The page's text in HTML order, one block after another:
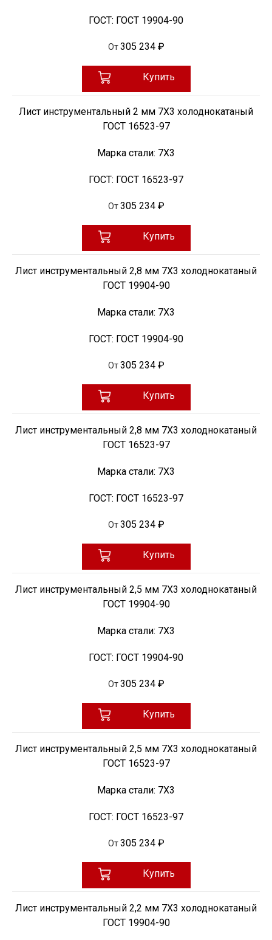
ГОСТ: ГОСТ 19904-90
От 305 234 ₽
Купить
Лист инструментальный 2 мм 7Х3 холоднокатаный
ГОСТ 16523-97
Марка стали: 7Х3
ГОСТ: ГОСТ 16523-97
От 305 234 ₽
Купить
Лист инструментальный 2,8 мм 7Х3 холоднокатаный
ГОСТ 19904-90
Марка стали: 7Х3
ГОСТ: ГОСТ 19904-90
От 305 234 ₽
Купить
Лист инструментальный 2,8 мм 7Х3 холоднокатаный
ГОСТ 16523-97
Марка стали: 7Х3
ГОСТ: ГОСТ 16523-97
От 305 234 ₽
Купить
Лист инструментальный 2,5 мм 7Х3 холоднокатаный
ГОСТ 19904-90
Марка стали: 7Х3
ГОСТ: ГОСТ 19904-90
От 305 234 ₽
Купить
Лист инструментальный 2,5 мм 7Х3 холоднокатаный
ГОСТ 16523-97
Марка стали: 7Х3
ГОСТ: ГОСТ 16523-97
От 305 234 ₽
Купить
Лист инструментальный 2,2 мм 7Х3 холоднокатаный
ГОСТ 19904-90